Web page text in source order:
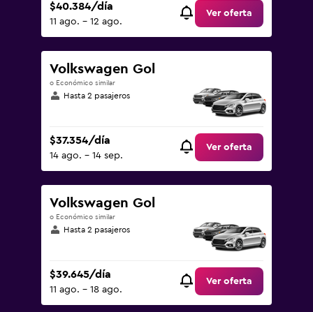
$40.384/día
11 ago. - 12 ago.
Ver oferta
Volkswagen Gol
o Económico similar
Hasta 2 pasajeros
$37.354/día
14 ago. - 14 sep.
Ver oferta
Volkswagen Gol
o Económico similar
Hasta 2 pasajeros
$39.645/día
11 ago. - 18 ago.
Ver oferta